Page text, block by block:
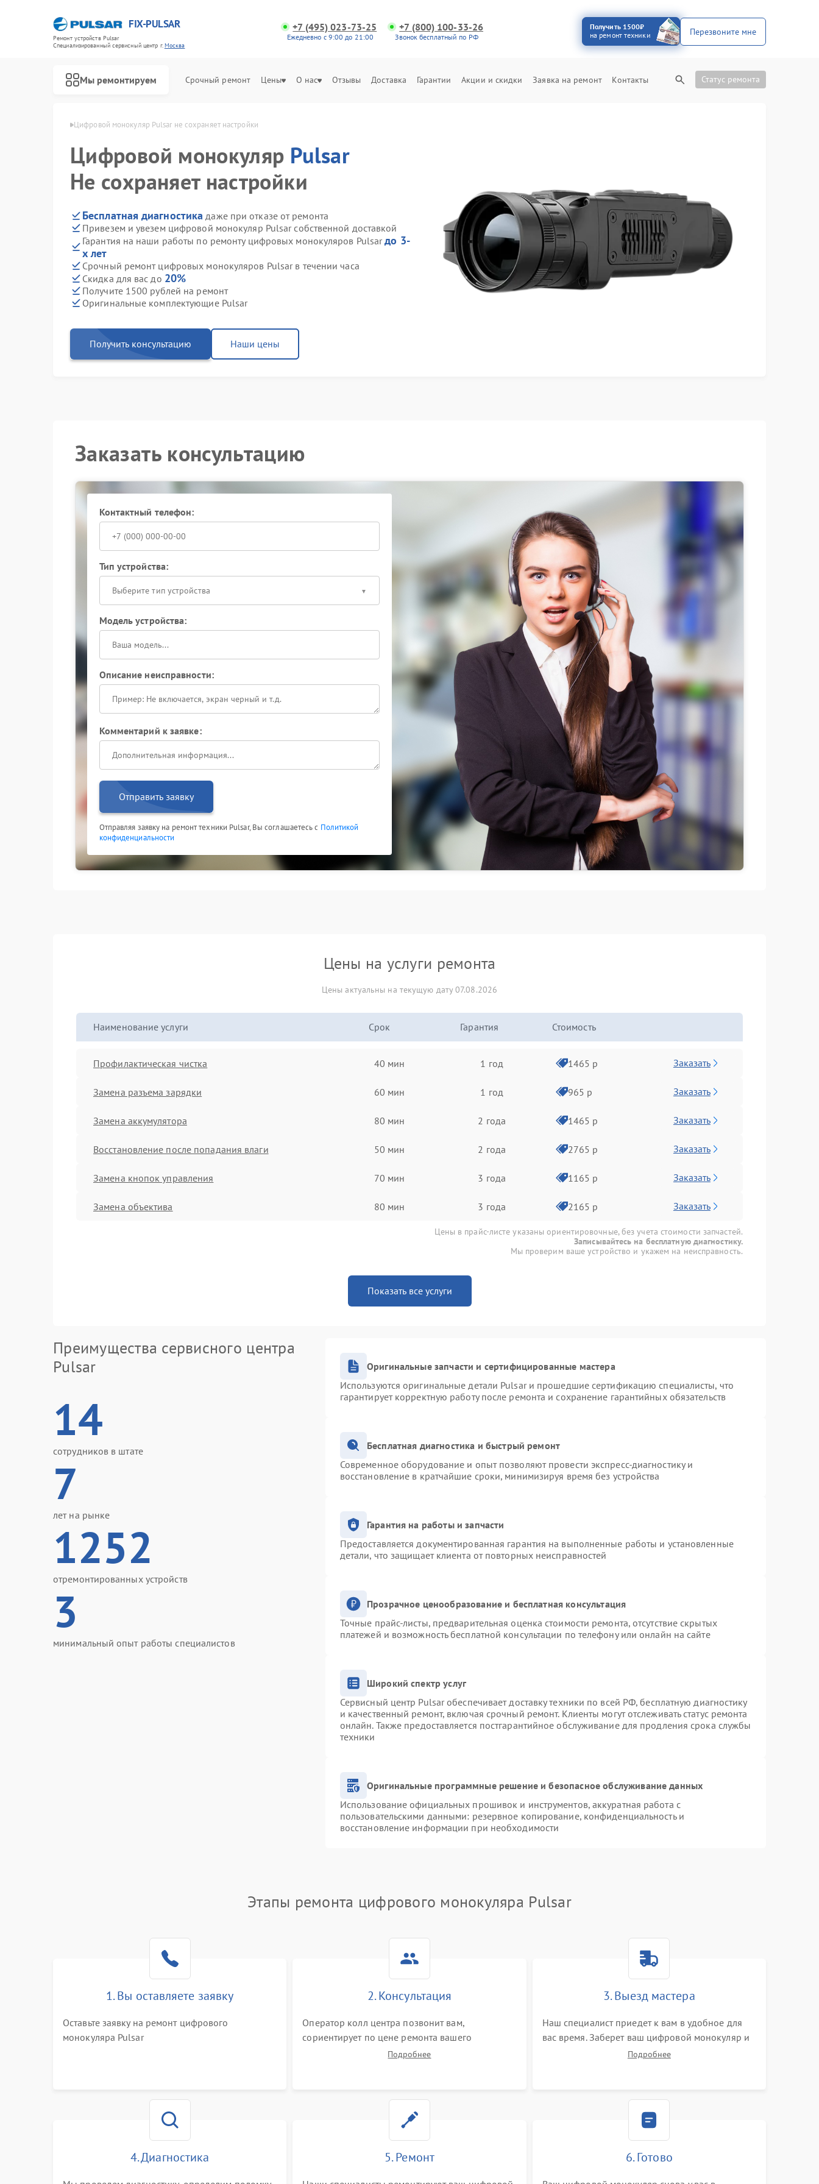
FIX-PULSAR
Ремонт устройств Pulsar
Специализированный cервисный центр г.Москва
+7 (495) 023-73-25
Ежедневно с 9:00 до 21:00
+7 (800) 100-33-26
Звонок бесплатный по РФ
Получить 1500₽
на ремонт техники
Перезвоните мне
Мы ремонтируем Срочный ремонт Цены О нас Отзывы Доставка Гарантии Акции и скидки Заявка на ремонт Контакты Статус ремонта
Pulsar в Москве Цифровой монокуляр Pulsar не сохраняет настройки
Цифровой монокуляр Pulsar
Не сохраняет настройки
Бесплатная диагностика даже при отказе от ремонта
Привезем и увезем цифровой монокуляр Pulsar собственной доставкой
Гарантия на наши работы по ремонту цифровых монокуляров Pulsarдо 3-
х лет
Срочный ремонт цифровых монокуляров Pulsar в течении часа
Скидка для вас до 20%
Получите 1500 рублей на ремонт
Оригинальные комплектующие Pulsar
Получить консультацию Наши цены
Заказать консультацию
Контактный телефон:
Тип устройства:
Выберите тип устройства
Модель устройства:
Описание неисправности:
Комментарий к заявке:
Отправить заявку
Отправляя заявку на ремонт техники Pulsar, Вы соглашаетесь с Политикой
конфиденциальности
Цены на услуги ремонта
Цены актуальны на текущую дату 07.08.2026
Наименование услуги Срок Гарантия Стоимость
Профилактическая чистка 40 мин 1 год 1465 р Заказать
Замена разъема зарядки 60 мин 1 год 965 р Заказать
Замена аккумулятора 80 мин 2 года 1465 р Заказать
Восстановление после попадания влаги 50 мин 2 года 2765 р Заказать
Замена кнопок управления 70 мин 3 года 1165 р Заказать
Замена объектива 80 мин 3 года 2165 р Заказать
Цены в прайс-листе указаны ориентировочные, без учета стоимости запчастей.
Записывайтесь на бесплатную диагностику.
Мы проверим ваше устройство и укажем на неисправность.
Показать все услуги
Преимущества сервисного центра
Pulsar
14
сотрудников в штате
7
лет на рынке
1252
отремонтированных устройств
3
минимальный опыт работы специалистов
Оригинальные запчасти и сертифицированные мастера
Используются оригинальные детали Pulsar и прошедшие сертификацию специалисты, что
гарантирует корректную работу после ремонта и сохранение гарантийных обязательств
Бесплатная диагностика и быстрый ремонт
Современное оборудование и опыт позволяют провести экспресс-диагностику и
восстановление в кратчайшие сроки, минимизируя время без устройства
Гарантия на работы и запчасти
Предоставляется документированная гарантия на выполненные работы и установленные
детали, что защищает клиента от повторных неисправностей
Прозрачное ценообразование и бесплатная консультация
Точные прайс-листы, предварительная оценка стоимости ремонта, отсутствие скрытых
платежей и возможность бесплатной консультации по телефону или онлайн на сайте
Широкий спектр услуг
Сервисный центр Pulsar обеспечивает доставку техники по всей РФ, бесплатную диагностику
и качественный ремонт, включая срочный ремонт. Клиенты могут отслеживать статус ремонта
онлайн. Также предоставляется постгарантийное обслуживание для продления срока службы
техники
Оригинальные программные решение и безопасное обслуживание данных
Использование официальных прошивок и инструментов, аккуратная работа с
пользовательскими данными: резервное копирование, конфиденциальность и
восстановление информации при необходимости
Этапы ремонта цифрового монокуляра Pulsar
1. Вы оставляете заявку
Оставьте заявку на ремонт цифрового
монокуляра Pulsar
2. Консультация
Оператор колл центра позвонит вам,
сориентирует по цене ремонта вашего
цифрового монокуляра а также ответит на все
Подробнее
3. Выезд мастера
Наш специалист приедет к вам в удобное для
вас время. Заберет ваш цифровой монокуляр и
привезет на склад для диагностики.
Подробнее
4. Диагностика 5. Ремонт 6. Готово